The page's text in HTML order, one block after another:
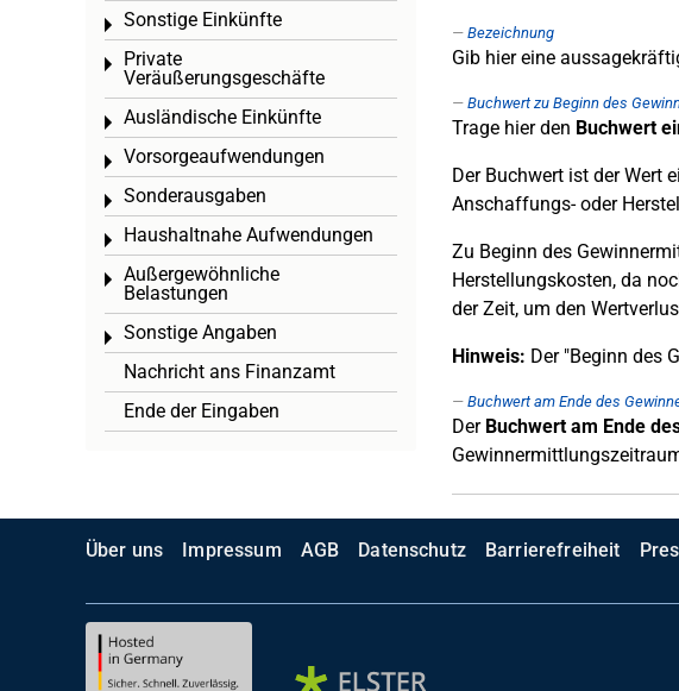
Bezeichnung
Gib hier eine
Buchwert zu Beginn des
Trage hier den Buchwert
Der Buchwert ist der Wert
Anschaffungs- oder
Zu Beginn des
Herstellungskosten, da
der Zeit, um den
Hinweis: Der "Beginn des
Buchwert am Ende des
Der Buchwert am Ende
Sonstige Einkünfte
Toggle menu
Private
Veräußerungsgeschäfte
Toggle menu
Ausländische Einkünfte
Toggle menu
Vorsorgeaufwendungen
Toggle menu
Sonderausgaben
Toggle menu
Haushaltnahe Aufwendungen
Toggle menu
Außergewöhnliche
Belastungen
Toggle menu
Sonstige Angaben
Toggle menu
Nachricht ans Finanzamt
Ende der Eingaben
Über uns Impressum AGB Datenschutz Barrierefreiheit